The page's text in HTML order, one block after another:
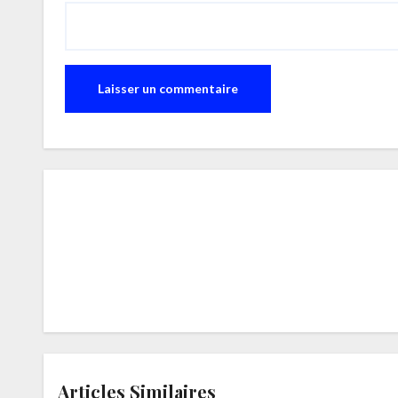
Articles Similaires